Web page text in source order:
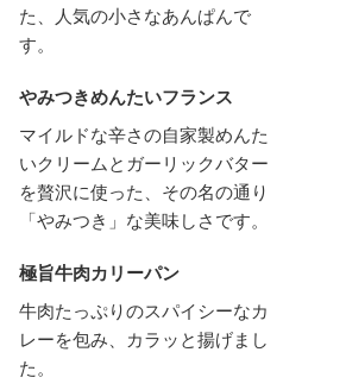
た、人気の小さなあんぱんで
す。
やみつきめんたいフランス
マイルドな辛さの自家製めんた
いクリームとガーリックバター
を贅沢に使った、その名の通り
「やみつき」な美味しさです。
極旨牛肉カリーパン
牛肉たっぷりのスパイシーなカ
レーを包み、カラッと揚げまし
た。